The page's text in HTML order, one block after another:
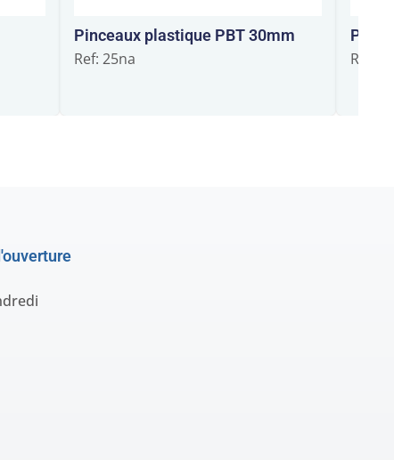
Pinceaux plastique PBT 30mm
Ref: 25na Ref: